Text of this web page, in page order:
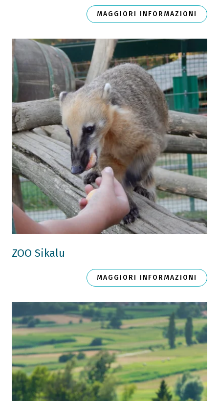
MAGGIORI INFORMAZIONI
ZOO Sikalu
MAGGIORI INFORMAZIONI